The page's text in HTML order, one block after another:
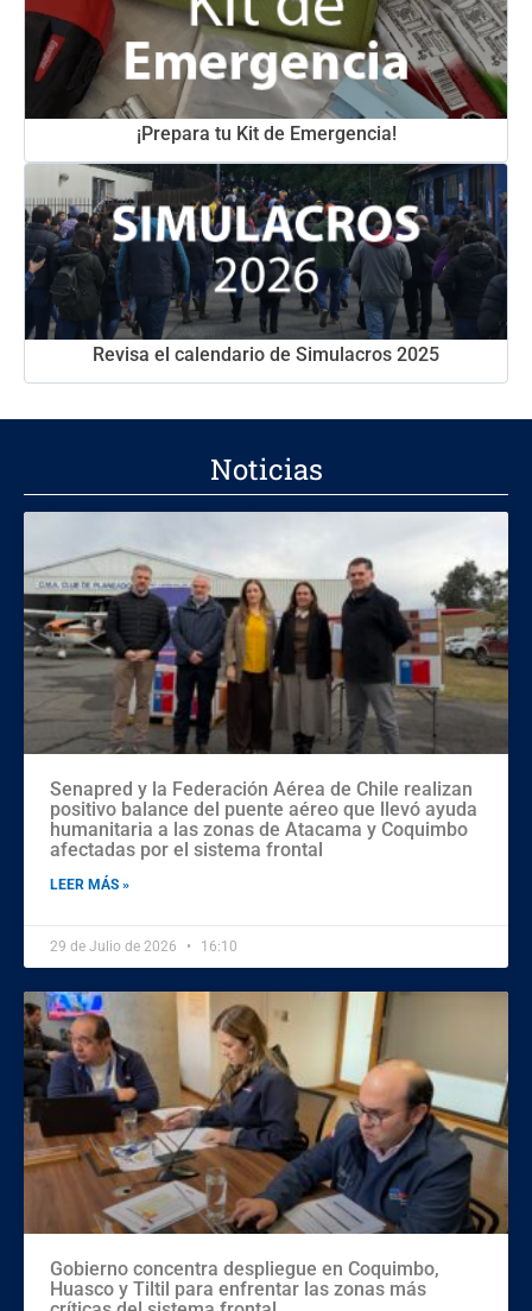
¡Prepara tu Kit de Emergencia!
Revisa el calendario de Simulacros 2025
Noticias
Senapred y la Federación Aérea de Chile realizan
positivo balance del puente aéreo que llevó ayuda
humanitaria a las zonas de Atacama y Coquimbo
afectadas por el sistema frontal
LEER MÁS »
29 de Julio de 2026 16:10
Gobierno concentra despliegue en Coquimbo,
Huasco y Tiltil para enfrentar las zonas más